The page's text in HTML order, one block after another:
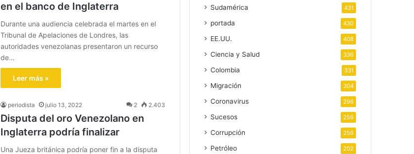
en el banco de Inglaterra
Durante una audiencia celebrada el martes en el
Tribunal de Apelaciones de Londres, las
autoridades venezolanas presentaron un recurso
de…
Leer más »
periodista julio 13, 2022 2 2.403
Disputa del oro Venezolano en
Inglaterra podría finalizar
Una Jueza británica podría poner fin a la disputa
Sudamérica 431
portada 430
EE.UU. 408
Ciencia y Salud 336
Colombia 331
Migración 304
Coronavirus 296
Sucesos 256
Corrupción 256
Petróleo 202